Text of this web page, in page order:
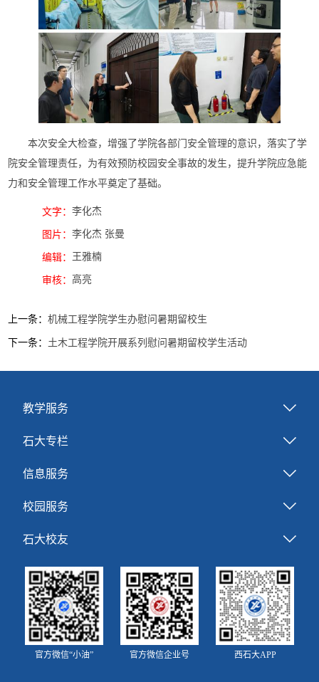
本次安全大检查，增强了学院各部门安全管理的意识，落实了学
院安全管理责任，为有效预防校园安全事故的发生，提升学院应急能
力和安全管理工作水平奠定了基础。
文字：李化杰
图片：李化杰 张曼
编辑：王雅楠
审核： 高亮
上一条：机械工程学院学生办慰问暑期留校生
下一条： 土木工程学院开展系列慰问暑期留校学生活动
教学服务
石大专栏
信息服务
校园服务
石大校友
官方微信“小油” 官方微信企业号 西石大APP